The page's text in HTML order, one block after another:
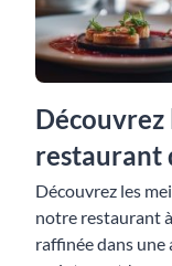
restaurant
Découvrez les
notre restaurant
raffinée dans une